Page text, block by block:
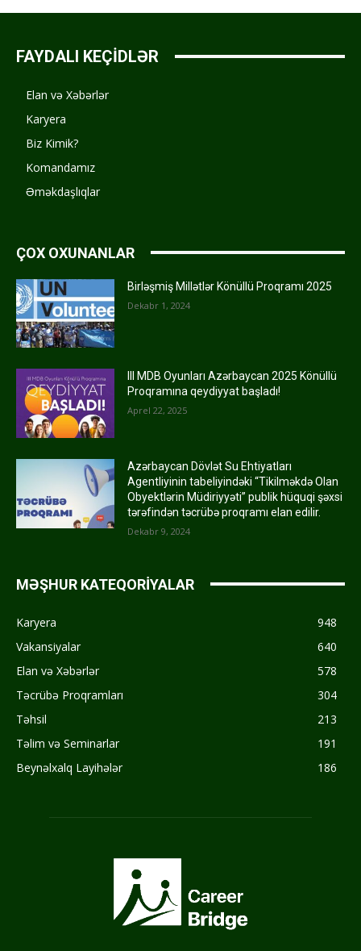
FAYDALI KEÇİDLƏR
Elan və Xəbərlər
Karyera
Biz Kimik?
Komandamız
Əməkdaşlıqlar
ÇOX OXUNANLAR
Birləşmiş Millətlər Könüllü Proqramı 2025
Dekabr 1, 2024
III MDB Oyunları Azərbaycan 2025 Könüllü
Proqramına qeydiyyat başladı!
Aprel 22, 2025
Azərbaycan Dövlət Su Ehtiyatları
Agentliyinin tabeliyindəki “Tikilməkdə Olan
Obyektlərin Müdiriyyəti” publik hüquqi şəxsi
tərəfindən təcrübə proqramı elan edilir.
Dekabr 9, 2024
MƏŞHUR KATEQORİYALAR
Karyera
948
Vakansiyalar
640
Elan və Xəbərlər
578
Təcrübə Proqramları
304
Təhsil
213
Təlim və Seminarlar
191
Beynəlxalq Layihələr
186